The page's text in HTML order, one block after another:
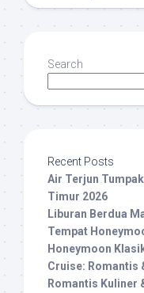
Search
Recent Posts
Air Terjun
Timur 2026
Liburan Berdua
Tempat
Honeymoon
Cruise: Romantis
Romantis Kuliner